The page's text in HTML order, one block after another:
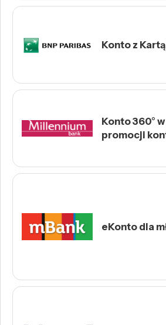
Konto z
Konto 360°
promocji
eKonto dla